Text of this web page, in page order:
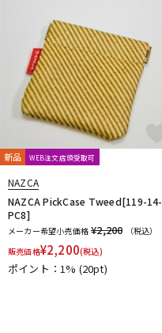
配信/ライブ機器
中古
新品 WEB注文店頭受取可
NAZCA
NAZCA PickCase Tweed[119-14-
PC8]
メーカー希望小売価格 ¥2,200
（税込）
販売価格¥2,200(税込)
ポイント：1% (20pt)